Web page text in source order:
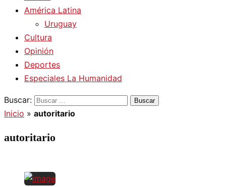
América Latina
Uruguay
Cultura
Opinión
Deportes
Especiales La Humanidad
Buscar:
Inicio » autoritario
autoritario